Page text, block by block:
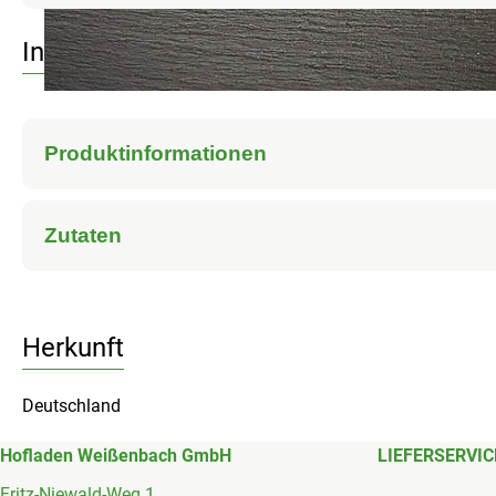
Info
Produktinformationen
Zutaten
Herkunft
Deutschland
Hofladen Weißenbach GmbH